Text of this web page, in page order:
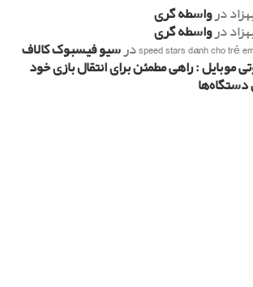
درواسطه گری
درواسطه گری
speed stars dành cho trẻدرسیو فیسبوک کالاف
موبایل : راهی مطمئن برای انتقال بازی خود
دستگاه‌ها